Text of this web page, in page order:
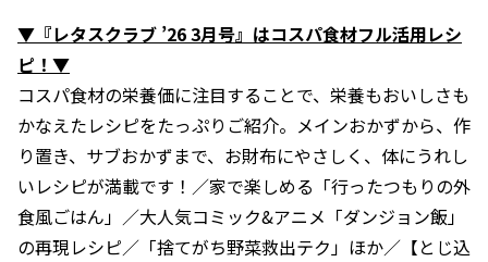
▼『レタスクラブ ’26 3月号』はコスパ食材フル活用レシ
ピ！▼
コスパ食材の栄養価に注目することで、栄養もおいしさも
かなえたレシピをたっぷりご紹介。メインおかずから、作
り置き、サブおかずまで、お財布にやさしく、体にうれし
いレシピが満載です！／家で楽しめる「行ったつもりの外
食風ごはん」／大人気コミック&アニメ「ダンジョン飯」
の再現レシピ／「捨てがち野菜救出テク」ほか／【とじ込